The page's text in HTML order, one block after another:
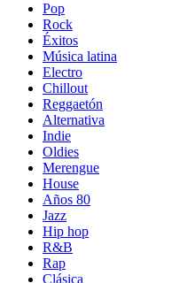
Pop
Rock
Éxitos
Música latina
Electro
Chillout
Reggaetón
Alternativa
Indie
Oldies
Merengue
House
Años 80
Jazz
Hip hop
R&B
Rap
Clásica